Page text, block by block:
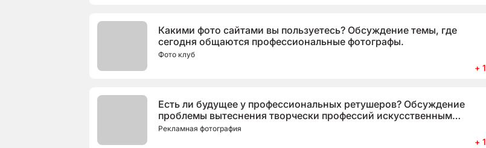
Какими фото сайтами вы пользуетесь? Обсуждение темы, где
сегодня общаются профессиональные фотографы.
Фото клуб
+ 1
Есть ли будущее у профессиональных ретушеров? Обсуждение
проблемы вытеснения творчески профессий искусственным
интеллектом.
Рекламная фотография
+ 1